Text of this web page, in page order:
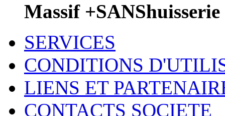
Massif +SANShuisserie
SERVICES
CONDITIONS
LIENS ET
CONTACTS SOCIETE